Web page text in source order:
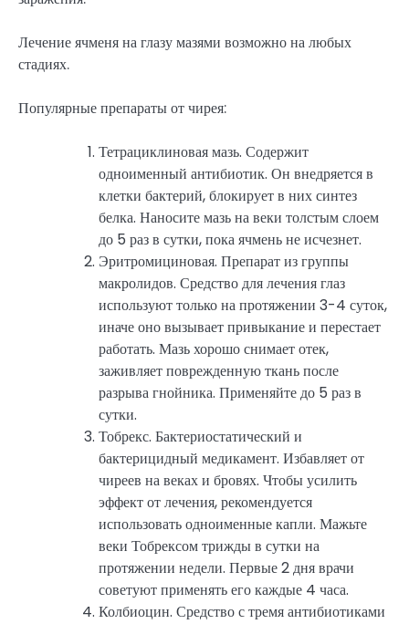
Лечение ячменя на глазу мазями возможно на любых
стадиях.
Популярные препараты от чирея:
Тетрациклиновая мазь. Содержит
одноименный антибиотик. Он внедряется в
клетки бактерий, блокирует в них синтез
белка. Наносите мазь на веки толстым слоем
до 5 раз в сутки, пока ячмень не исчезнет.
Эритромициновая. Препарат из группы
макролидов. Средство для лечения глаз
используют только на протяжении 3-4 суток,
иначе оно вызывает привыкание и перестает
работать. Мазь хорошо снимает отек,
заживляет поврежденную ткань после
разрыва гнойника. Применяйте до 5 раз в
сутки.
Тобрекс. Бактериостатический и
бактерицидный медикамент. Избавляет от
чиреев на веках и бровях. Чтобы усилить
эффект от лечения, рекомендуется
использовать одноименные капли. Мажьте
веки Тобрексом трижды в сутки на
протяжении недели. Первые 2 дня врачи
советуют применять его каждые 4 часа.
Колбиоцин. Средство с тремя антибиотиками